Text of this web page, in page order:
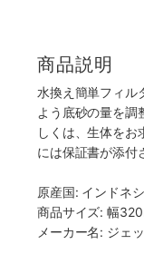
商品説明
水換え簡単フィル
よう底砂の量を調
しくは、生体を
には保証書が添付
原産国: インドネ
商品サイズ: 幅
メーカー名: ジェ